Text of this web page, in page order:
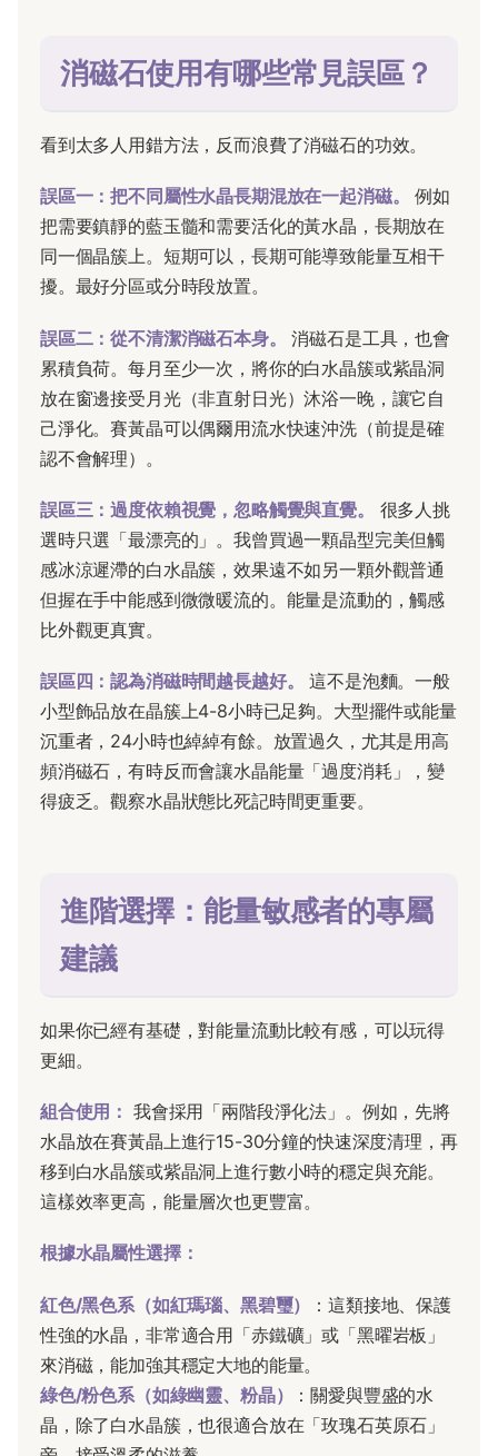
消磁石使用有哪些常見誤區？
看到太多人用錯方法，反而浪費了消磁石的功效。
誤區一：把不同屬性水晶長期混放在一起消磁。
例如
把需要鎮靜的藍玉髓和需要活化的黃水晶，長期放在
同一個晶簇上。短期可以，長期可能導致能量互相干
擾。最好分區或分時段放置。
誤區二：從不清潔消磁石本身。
消磁石是工具，也會
累積負荷。每月至少一次，將你的白水晶簇或紫晶洞
放在窗邊接受月光（非直射日光）沐浴一晚，讓它自
己淨化。賽黃晶可以偶爾用流水快速沖洗（前提是確
認不會解理）。
誤區三：過度依賴視覺，忽略觸覺與直覺。
很多人挑
選時只選「最漂亮的」。我曾買過一顆晶型完美但觸
感冰涼遲滯的白水晶簇，效果遠不如另一顆外觀普通
但握在手中能感到微微暖流的。能量是流動的，觸感
比外觀更真實。
誤區四：認為消磁時間越長越好。
這不是泡麵。一般
小型飾品放在晶簇上4-8小時已足夠。大型擺件或能量
沉重者，24小時也綽綽有餘。放置過久，尤其是用高
頻消磁石，有時反而會讓水晶能量「過度消耗」，變
得疲乏。觀察水晶狀態比死記時間更重要。
進階選擇：能量敏感者的專屬
建議
如果你已經有基礎，對能量流動比較有感，可以玩得
更細。
組合使用： 我會採用「兩階段淨化法」。例如，先將
水晶放在賽黃晶上進行15-30分鐘的快速深度清理，再
移到白水晶簇或紫晶洞上進行數小時的穩定與充能。
這樣效率更高，能量層次也更豐富。
根據水晶屬性選擇：
紅色/黑色系（如紅瑪瑙、黑碧璽）
：這類接地、保護
性強的水晶，非常適合用「赤鐵礦」或「黑曜岩板」
來消磁，能加強其穩定大地的能量。
綠色/粉色系（如綠幽靈、粉晶）
：關愛與豐盛的水
晶，除了白水晶簇，也很適合放在「玫瑰石英原石」